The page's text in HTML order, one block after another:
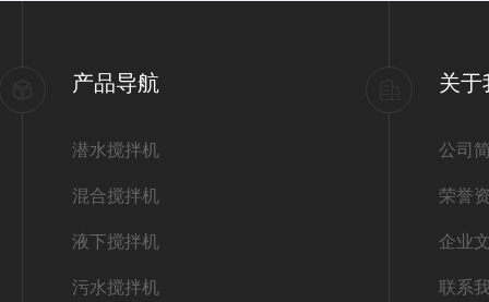
产品导航
潜水搅拌机
混合搅拌机
液下搅拌机
污水搅拌机
关于
公司
荣誉
企业
联系